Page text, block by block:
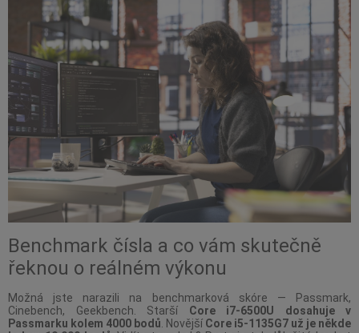
Benchmark čísla a co vám skutečně
řeknou o reálném výkonu
Možná jste narazili na benchmarková skóre — Passmark,
Cinebench, Geekbench. Starší Core i7-6500U dosahuje v
Passmarku kolem 4000 bodů. Novější Core i5-1135G7 už je někde